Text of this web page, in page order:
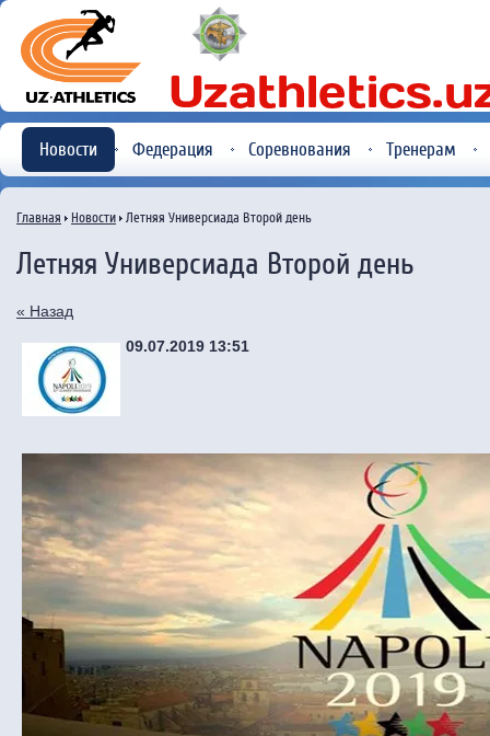
Новости Федерация Соревнования Тренерам
Главная Новости Летняя Универсиада Второй день
Летняя Универсиада Второй день
« Назад
09.07.2019 13:51